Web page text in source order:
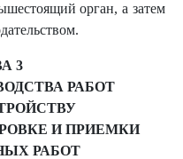
орган, а затем
3
РАБОТ
И ПРИЕМКИ
РАБОТ